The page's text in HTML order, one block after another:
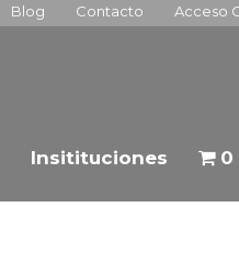
Blog Contacto Acceso
Insitituciones 0